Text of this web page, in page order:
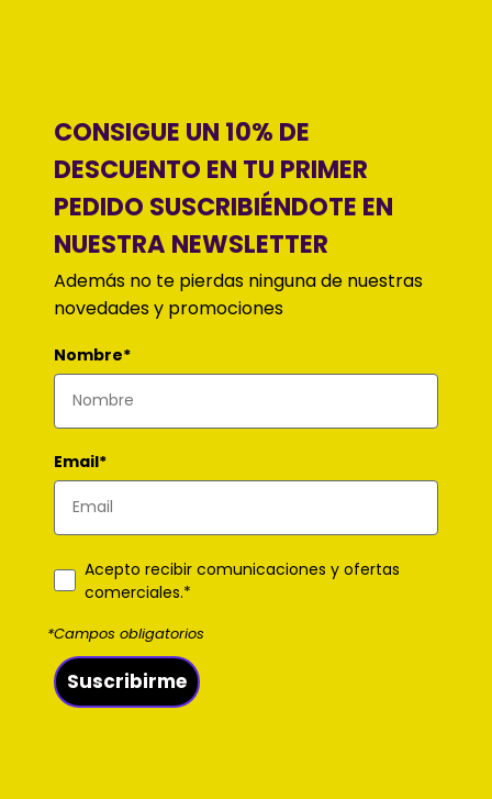
CONSIGUE UN 10% DE
DESCUENTO EN TU PRIMER
PEDIDO SUSCRIBIÉNDOTE EN
NUESTRA NEWSLETTER
Además no te pierdas ninguna de nuestras
novedades y promociones
Nombre*
Email*
Acepto recibir comunicaciones y ofertas
comerciales.*
*Campos obligatorios
Suscribirme